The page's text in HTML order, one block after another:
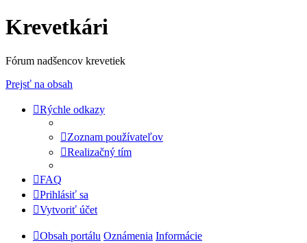
Krevetkári
Fórum nadšencov krevetiek
Prejsť na obsah
Rýchle odkazy
Zoznam používateľov
Realizačný tím
FAQ
Prihlásiť sa
Vytvoriť účet
Obsah portálu Oznámenia Informácie